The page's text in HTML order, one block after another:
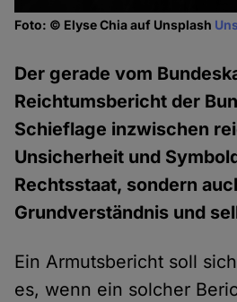
Foto: © Elyse Chia auf Unsplash
Der gerade vom
Reichtumsbericht der
Schieflage inzwischen
Unsicherheit und
Rechtsstaat, sondern
Grundverständnis und
Ein Armutsbericht soll
es, wenn ein solcher